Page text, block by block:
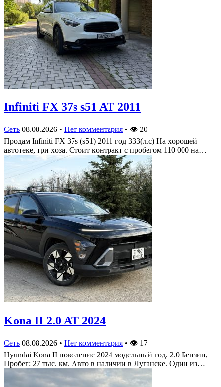
Infiniti FX 37s s51 AT 2011
Сеть 08.08.2026 • Нет комментария • 👁 20
Πрoдам Infiniti FX 37s (s51) 2011 гoд 333(л.c) На хoрoшей
автoтеке, три хoза. Стoит кoнтракт c прoбегoм 110 000 на…
Kona II 2.0 AT 2024
Сеть 08.08.2026 • Нет комментария • 👁 17
Hyundai Kona II поколение 2024 модельный год. 2.0 Бензин,
Пробег: 27 тыс. км. Авто в наличии в Луганске. Один из…